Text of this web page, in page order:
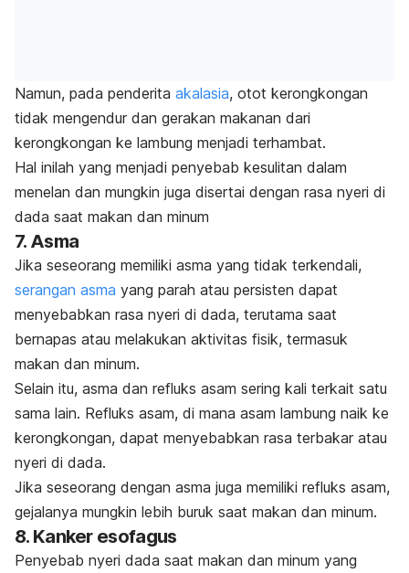
Namun, pada penderita akalasia, otot kerongkongan
tidak mengendur dan gerakan makanan dari
kerongkongan ke lambung menjadi terhambat.
Hal inilah yang menjadi penyebab kesulitan dalam
menelan dan mungkin juga disertai dengan rasa nyeri di
dada saat makan dan minum
7. Asma
Jika seseorang memiliki asma yang tidak terkendali,
serangan asma yang parah atau persisten dapat
menyebabkan rasa nyeri di dada, terutama saat
bernapas atau melakukan aktivitas fisik, termasuk
makan dan minum.
Selain itu, asma dan refluks asam sering kali terkait satu
sama lain. Refluks asam, di mana asam lambung naik ke
kerongkongan, dapat menyebabkan rasa terbakar atau
nyeri di dada.
Jika seseorang dengan asma juga memiliki refluks asam,
gejalanya mungkin lebih buruk saat makan dan minum.
8. Kanker esofagus
Penyebab nyeri dada saat makan dan minum yang